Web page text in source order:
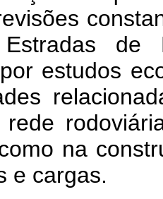
de
estudos
na
e cargas.